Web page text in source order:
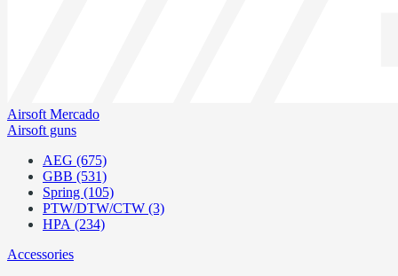
Airsoft Mercado
Airsoft guns
AEG (675)
GBB (531)
Spring (105)
PTW/DTW/CTW (3)
HPA (234)
Accessories